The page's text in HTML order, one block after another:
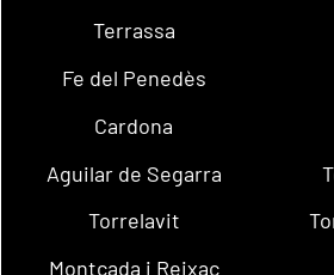
Terrassa
Fe del Penedès
Cardona
Aguilar de Segarra
Torrelavit
Montcada i Reixac